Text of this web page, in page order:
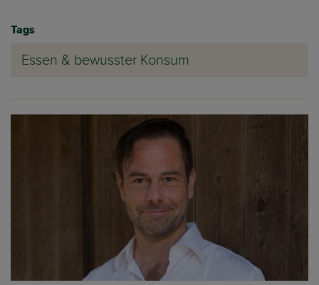
Tags
Essen & bewusster Konsum